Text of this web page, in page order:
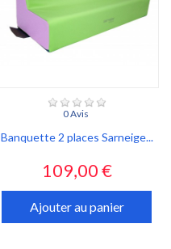
0 Avis
Banquette 2 places Sarneige...
Prix
109,00 €
Ajouter au panier